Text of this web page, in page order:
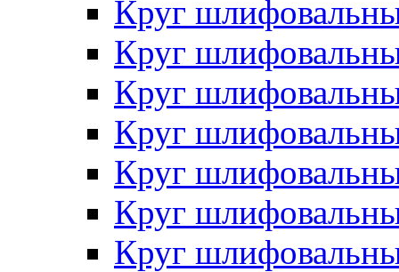
Круг
Круг
Круг
Круг
Круг
Круг
Круг